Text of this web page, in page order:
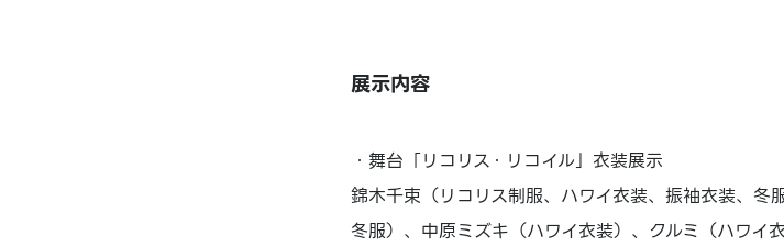
展示内容
・舞台「リコリス・リコイル」衣装展示
錦木千束（リコリス制服、ハワイ衣装、振袖衣装、冬
冬服）、中原ミズキ（ハワイ衣装）、クルミ（ハワ